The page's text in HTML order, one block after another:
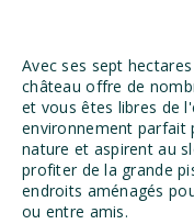
Avec ses sept
château offre de
et vous êtes libres de
environnement parfait
nature et aspirent au
profiter de la grande
endroits aménagés
ou entre amis.